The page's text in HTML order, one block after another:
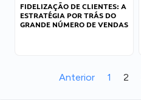
FIDELIZAÇÃO DE CLIENTES: A
ESTRATÉGIA POR TRÁS DO
GRANDE NÚMERO DE VENDAS
Anterior 1 2